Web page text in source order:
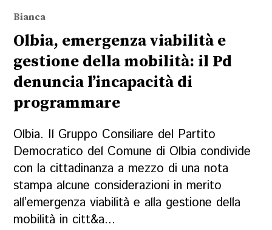
Bianca
Olbia, emergenza viabilità e
gestione della mobilità: il Pd
denuncia l’incapacità di
programmare
Olbia. Il Gruppo Consiliare del Partito
Democratico del Comune di Olbia condivide
con la cittadinanza a mezzo di una nota
stampa alcune considerazioni in merito
all’emergenza viabilità e alla gestione della
mobilità in citt&a...